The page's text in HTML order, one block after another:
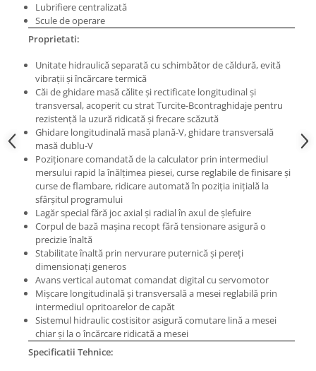
Masini pneumatice de filetat
Masini electrice de filetat
Exhaustor pentru aschii metal
Masini de gaurit cu talpa
magnetica
Instalatii de spalare a pieselor
Accesorii prelucrare metal
Universale de strung si accesorii
pentru strunguri
Falci pentru 3 bacuri PS3/ PO3
Falci pentru 4 bacuri PS4/ PO4
Flanșă
Fălcile pentru 3-bacuri DK11
Fălcile pentru 4-bacuri DK12
Mandrine independente
Mandrină cu 3 fălci din fontă
Mandrină cu 3 fălci din otel
Mandrină cu 4 fălci din fontă
Mandrină cu 4 fălci din otel
Lubrifiere centralizată
Scule de operare
Proprietati:
Unitate hidraulică separată cu schimbător de căldură, evită
vibraţii şi încărcare termică
Căi de ghidare masă călite şi rectificate longitudinal şi
transversal, acoperit cu strat Turcite-Bcontraghidaje pentru
rezistenţă la uzură ridicată şi frecare scăzută
Ghidare longitudinală masă plană-V, ghidare transversală
masă dublu-V
Poziţionare comandată de la calculator prin intermediul
mersului rapid la înălţimea piesei, curse reglabile de finisare şi
curse de flambare, ridicare automată în poziţia iniţială la
sfârşitul programului
Lagăr special fără joc axial şi radial în axul de şlefuire
Corpul de bază maşina recopt fără tensionare asigură o
precizie înaltă
Stabilitate înaltă prin nervurare puternică şi pereţi
dimensionaţi generos
Avans vertical automat comandat digital cu servomotor
Mişcare longitudinală şi transversală a mesei reglabilă prin
intermediul opritoarelor de capăt
Sistemul hidraulic costisitor asigură comutare lină a mesei
chiar şi la o încărcare ridicată a mesei
Specificatii Tehnice: